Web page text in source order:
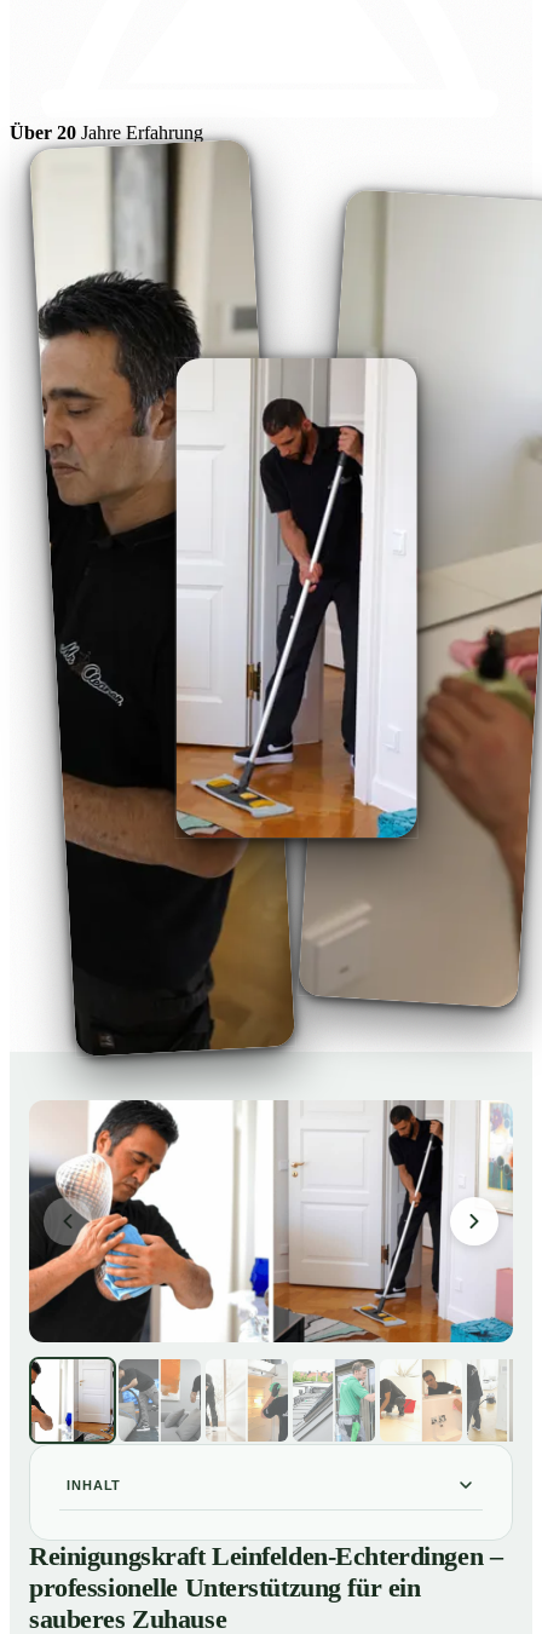
Über 20 Jahre Erfahrung
INHALT
01Reinigungskraft Leinfelden-Echterdingen –
professionelle Unterstützung für ein sauberes Zuhause
02 Unsere Leistungen im Überblick
Reinigungskraft Leinfelden-Echterdingen –
professionelle Unterstützung für ein
sauberes Zuhause